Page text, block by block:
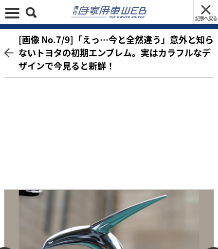
記事へ戻る
[画像 No.7/9]「えっ…今と全然違う」意外と知ら
ないトヨタの初期エンブレム。実はカラフルなデ
ザインで今見ると新鮮！